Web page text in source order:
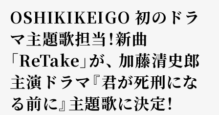
OSHIKIKEIGO 初のドラ
マ主題歌担当！新曲
「ReTake」が、 加藤清史郎
主演ドラマ『君が死刑にな
る前に』主題歌に決定！